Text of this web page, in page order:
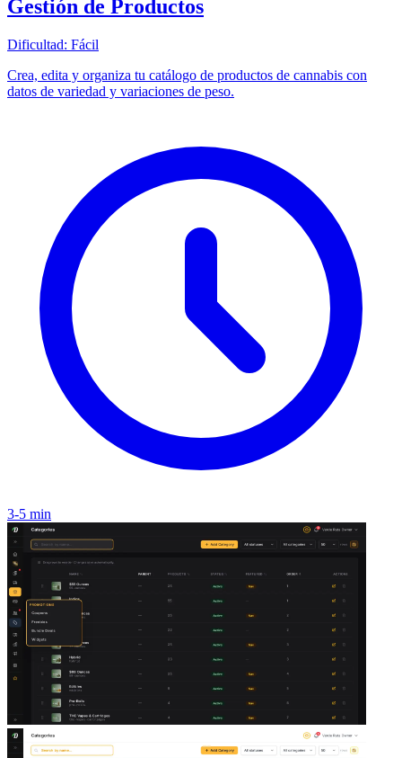
Gestión de Productos
Dificultad: Fácil
Crea, edita y organiza tu catálogo de productos de cannabis con
datos de variedad y variaciones de peso.
3-5 min